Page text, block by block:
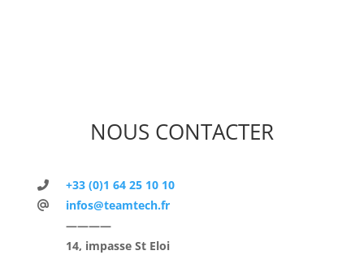
NOUS CONTACTER
+33 (0)1 64 25 10 10
infos@teamtech.fr
————
14, impasse St Eloi